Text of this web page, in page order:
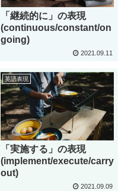
「継続的に」の表現
(continuous/constant/on
going)
2021.09.11
英語表現
「実施する」の表現
(implement/execute/carry
out)
2021.09.09